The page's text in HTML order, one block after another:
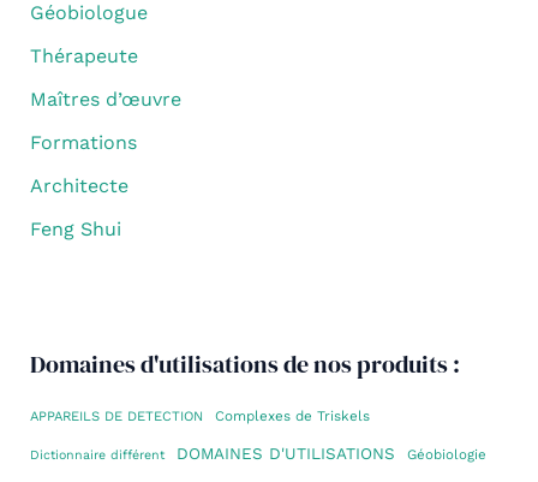
Géobiologue
Thérapeute
Maîtres d’œuvre
Formations
Architecte
Feng Shui
Domaines d'utilisations de nos produits :
APPAREILS DE DETECTION Complexes de Triskels
Dictionnaire différent DOMAINES D'UTILISATIONS Géobiologie